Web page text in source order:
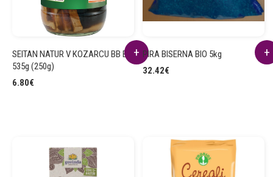
SEITAN NATUR V KOZARCU BB BIO
535g (250g)
6.80€
PIRA BISERNA BIO 5kg
32.42€